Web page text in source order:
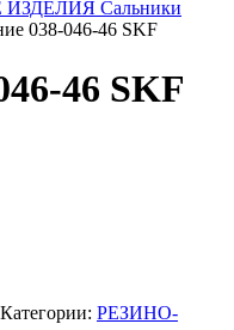
ИЗДЕЛИЯ Сальники
038-046-46 SKF
46 SKF
Категории: РЕЗИНО-